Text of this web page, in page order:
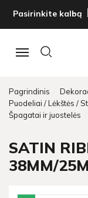
Pasirinkite kalbą
Navigacija
Pagrindinis
Puodeliai / Lėkštės /
Špagatai ir juostelės
SATIN
38MM/25M